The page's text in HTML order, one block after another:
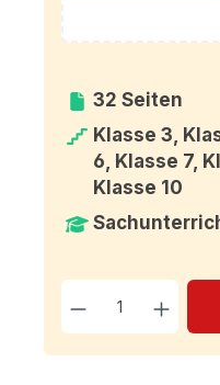
32 Seiten
Klasse 3,
6, Klasse 7,
Klasse 10